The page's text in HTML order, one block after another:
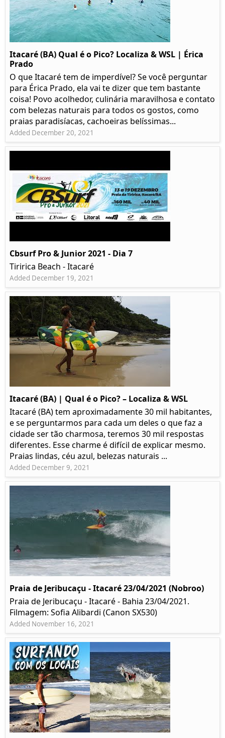
Itacaré (BA) Qual é o Pico? Localiza & WSL | Érica
Prado​
O que Itacaré tem de imperdível? Se você perguntar
para Érica Prado, ela vai te dizer que tem bastante
coisa!​ Povo acolhedor, culinária maravilhosa e contato
com belezas naturais para todos os gostos, como
praias paradisíacas, cachoeiras belíssimas...
Added December 20, 2021
Cbsurf Pro & Junior 2021 - Dia 7
Tiririca Beach - Itacaré
Added December 19, 2021
Itacaré (BA) | Qual é o Pico? – Localiza & WSL​​
Itacaré (BA) tem aproximadamente 30 mil habitantes,
e se perguntarmos para cada um deles o que faz a
cidade ser tão charmosa, teremos 30 mil respostas
diferentes. Esse charme é difícil de explicar mesmo.
Praias lindas, céu azul, belezas naturais ...
Added December 9, 2021
Praia de Jeribucaçu - Itacaré 23/04/2021 (Nobroo)
Praia de Jeribucaçu - Itacaré - Bahia 23/04/2021.
Filmagem: Sofia Alibardi (Canon SX530)
Added November 16, 2021